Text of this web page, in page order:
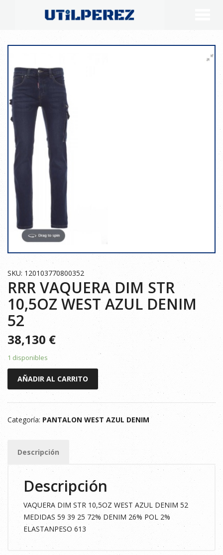
SKU: 120103770800352
RRR VAQUERA DIM STR
10,5OZ WEST AZUL DENIM
52
38,130€
1 disponibles
10,5OZ
DENIM
cantidad
AÑADIR AL CARRITO
Categoría: PANTALON WEST AZUL DENIM
Descripción
Descripción
VAQUERA DIM STR 10,5OZ WEST AZUL DENIM 52
MEDIDAS 59 39 25 72% DENIM 26% POL 2%
ELASTANPESO 613